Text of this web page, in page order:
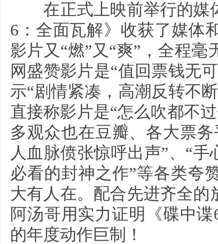
在正式上映前举行的媒
6：全面瓦解》收获了媒体
影片又“燃”又“爽”，全程
网盛赞影片是“值回票钱无
示“剧情紧凑，高潮反转不
直接称影片是“怎么吹都不
多观众也在豆瓣、各大票
人血脉偾张惊呼出声”、“
必看的封神之作”等各类夸
大有人在。配合先进齐全
阿汤哥用实力证明《碟中
的年度动作巨制！